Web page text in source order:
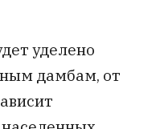
уделено
дамбам, от